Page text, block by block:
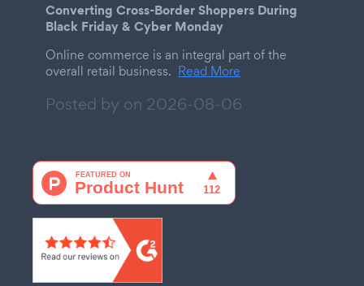
Converting Cross-Border Shoppers During
Black Friday & Cyber Monday
Online commerce is an integral part of the
overall retail business. Read More
Posted by on 2026-08-06